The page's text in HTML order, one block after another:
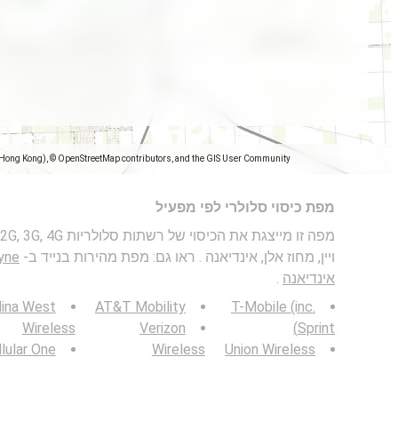
Kong), © OpenStreetMap contributors, and the GIS User Community
מפת כיסוי סלולרי לפי מפעיל
ויין, מחוז אלן, אינדיאנה . ראו גם: מפת מהירות בנייד ב-
אינדיאנה .
T-Mobile (inc.
Sprint)
Union Wireless
AT&T Mobility
Verizon
Wireless
West
Wireless
One